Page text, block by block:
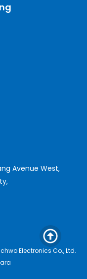
Avenue West,
Electronics Co., Ltd.